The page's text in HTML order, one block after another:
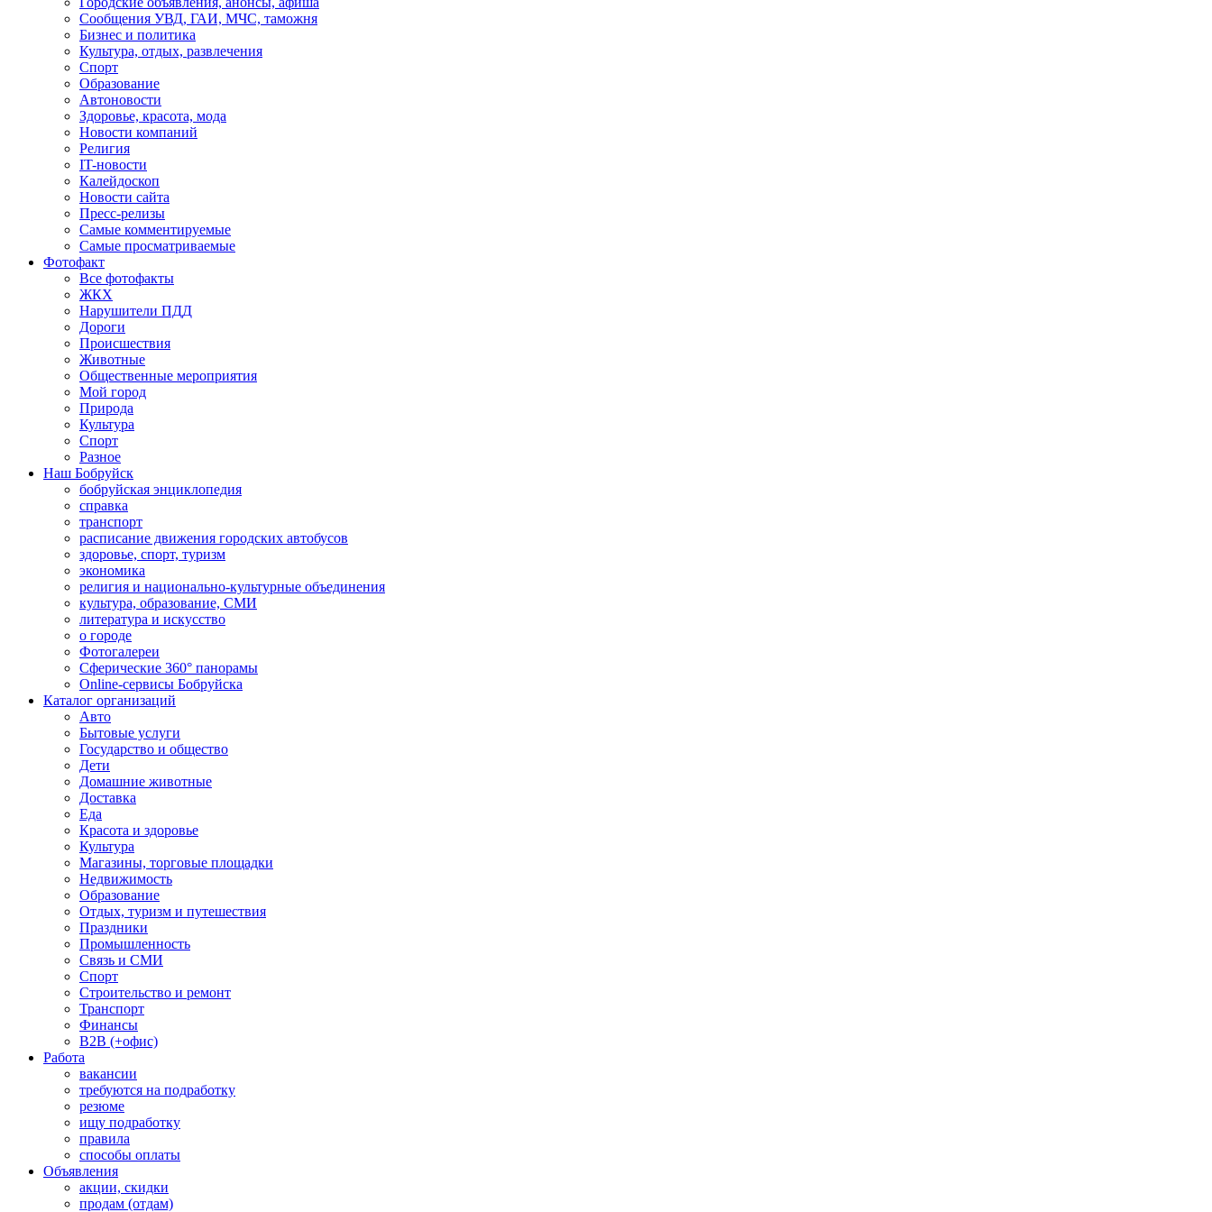
Сообщения УВД, ГАИ, МЧС, таможня
Бизнес и политика
Культура, отдых, развлечения
Спорт
Образование
Автоновости
Здоровье, красота, мода
Новости компаний
Религия
IT-новости
Калейдоскоп
Новости сайта
Пресс-релизы
Самые комментируемые
Самые просматриваемые
Фотофакт
Все фотофакты
ЖКХ
Нарушители ПДД
Дороги
Происшествия
Животные
Общественные мероприятия
Мой город
Природа
Культура
Спорт
Разное
Наш Бобруйск
бобруйская энциклопедия
справка
транспорт
расписание движения городских автобусов
здоровье, спорт, туризм
экономика
религия и национально-культурные объединения
культура, образование, СМИ
литература и искусство
о городе
Фотогалереи
Сферические 360° панорамы
Online-сервисы Бобруйска
Каталог организаций
Авто
Бытовые услуги
Государство и общество
Дети
Домашние животные
Доставка
Еда
Красота и здоровье
Культура
Магазины, торговые площадки
Недвижимость
Образование
Отдых, туризм и путешествия
Праздники
Промышленность
Связь и СМИ
Спорт
Строительство и ремонт
Транспорт
Финансы
B2B (+офис)
Работа
вакансии
требуются на подработку
резюме
ищу подработку
правила
способы оплаты
Объявления
акции, скидки
продам (отдам)